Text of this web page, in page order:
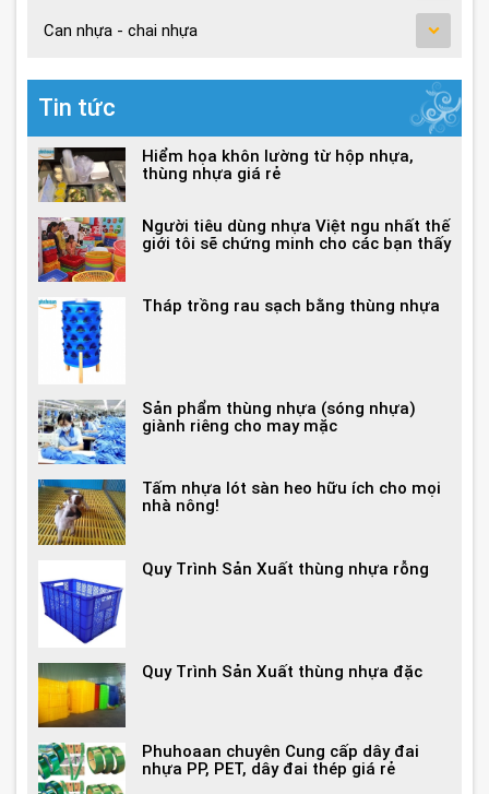
Can nhựa - chai nhựa
Tin tức
Hiểm họa khôn lường từ hộp nhựa,
thùng nhựa giá rẻ
Người tiêu dùng nhựa Việt ngu nhất thế
giới tôi sẽ chứng minh cho các bạn thấy
Tháp trồng rau sạch bằng thùng nhựa
Sản phẩm thùng nhựa (sóng nhựa)
giành riêng cho may mặc
Tấm nhựa lót sàn heo hữu ích cho mọi
nhà nông!
Quy Trình Sản Xuất thùng nhựa rỗng
Quy Trình Sản Xuất thùng nhựa đặc
Phuhoaan chuyên Cung cấp dây đai
nhựa PP, PET, dây đai thép giá rẻ